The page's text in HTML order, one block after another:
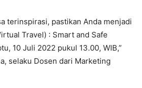
terinspirasi, pastikan Anda menjadi
Travel) : Smart and Safe
10 Juli 2022 pukul 13.00, WIB,”
selaku Dosen dari Marketing